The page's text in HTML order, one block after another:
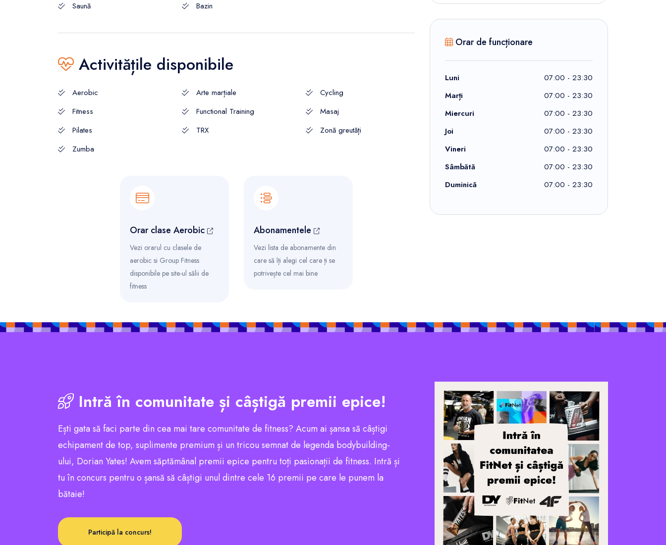
Saună
Bazin
Activitățile disponibile
Aerobic Arte marțiale
Cycling
Fitness
Functional Training
Masaj
Pilates
TRX
Zonă greutăți
Zumba
Orar clase Aerobic
Vezi orarul cu clasele de
aerobic si Group Fitness
disponibile pe site-ul sălii de
fitness
Abonamentele
Vezi lista de abonamente din
care să îți alegi cel care ți se
potrivește cel mai bine
Orar de funcționare
Luni
07:00 - 23:30
Marți
07:00 - 23:30
Miercuri
07:00 - 23:30
Joi
07:00 - 23:30
Vineri
07:00 - 23:30
Sâmbătă
07:00 - 23:30
Duminică
07:00 - 23:30
Intră în comunitate și câștigă premii epice!
Ești gata să faci parte din cea mai tare comunitate de fitness? Acum ai șansa să câștigi
echipament de top, suplimente premium și un tricou semnat de legenda bodybuilding-
ului, Dorian Yates! Avem săptămânal premii epice pentru toți pasionații de fitness. Intră și
tu în concurs pentru o șansă să câștigi unul dintre cele 16 premii pe care le punem la
bătaie!
Participă la concurs!